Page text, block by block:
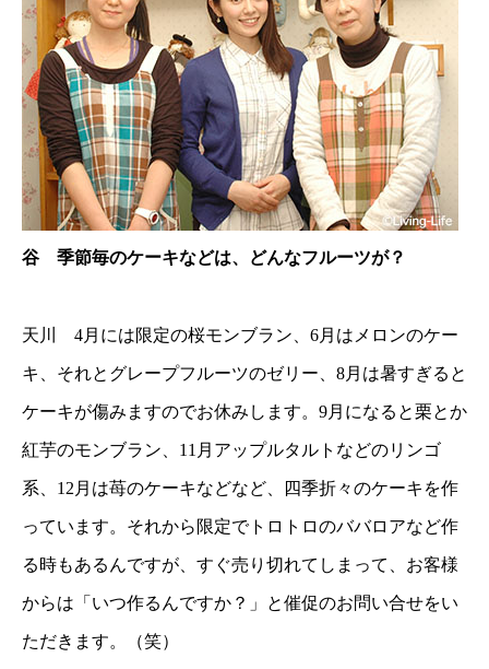
谷 季節毎のケーキなどは、どんなフルーツが？
天川 4月には限定の桜モンブラン、6月はメロンのケー
キ、それとグレープフルーツのゼリー、8月は暑すぎると
ケーキが傷みますのでお休みします。9月になると栗とか
紅芋のモンブラン、11月アップルタルトなどのリンゴ
系、12月は苺のケーキなどなど、四季折々のケーキを作
っています。それから限定でトロトロのババロアなど作
る時もあるんですが、すぐ売り切れてしまって、お客様
からは「いつ作るんですか？」と催促のお問い合せをい
ただきます。（笑）